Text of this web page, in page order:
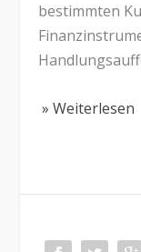
bestimmten
» Weiterlesen